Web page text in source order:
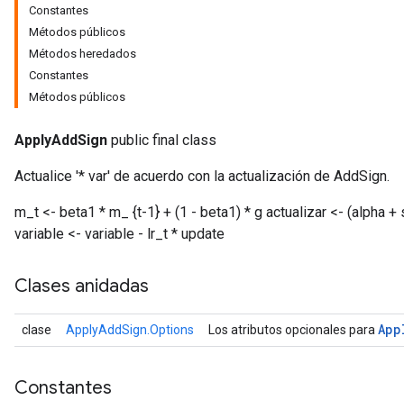
Constantes
Métodos públicos
Métodos heredados
Constantes
Métodos públicos
ApplyAddSign public final class
Actualice '* var' de acuerdo con la actualización de AddSign.
m_t <- beta1 * m_ {t-1} + (1 - beta1) * g actualizar <- (alpha
variable <- variable - lr_t * update
Clases anidadas
clase ApplyAddSign.Options Los atributos opcionales para
Constantes